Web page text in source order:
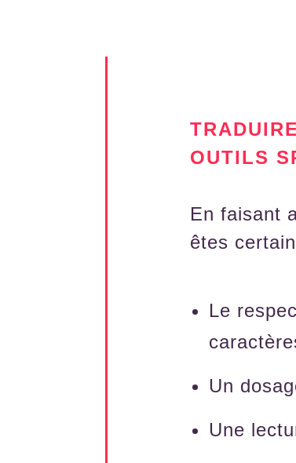
OUTILS
En faisant
êtes
Le
Un
Une